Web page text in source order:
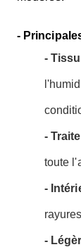
-
-
-
toute
-
-